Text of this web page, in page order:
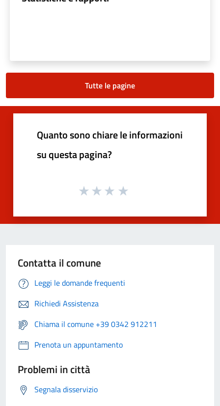
Tutte le pagine
Quanto sono chiare le informazioni
su questa pagina?
Contatta il comune
Leggi le domande frequenti
Richiedi Assistenza
Chiama il comune +39 0342 912211
Prenota un appuntamento
Problemi in città
Segnala disservizio